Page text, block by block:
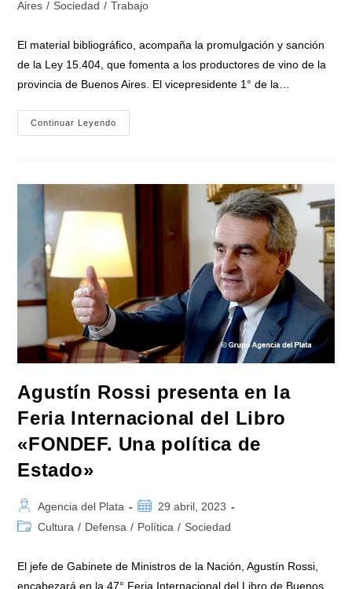
de
Aires / Sociedad / Trabajo
El material bibliográfico, acompaña la promulgación y sanción
de la Ley 15.404, que fomenta a los productores de vino de la
provincia de Buenos Aires. El vicepresidente 1° de la…
Continuar Leyendo
Vivona
Buenos
En
La
47°
Edición
De
Feria
Internacional
Del
Libro
Agustín Rossi presenta en la
Feria Internacional del Libro
«FONDEF. Una política de
Estado»
Autor
de
Agencia del Plata
Publicación
de
29 abril, 2023
Categoría
la
entrada:
Cultura / Defensa / Política / Sociedad
El jefe de Gabinete de Ministros de la Nación, Agustín Rossi,
encabezará en la 47° Feria Internacional del Libro de Buenos